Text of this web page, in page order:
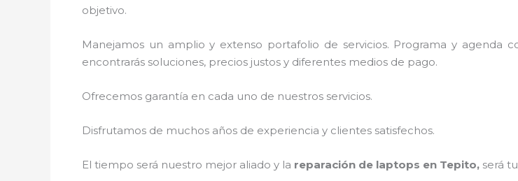
objetivo.
Manejamos un amplio y extenso portafolio de servicios. Programa y agenda
encontrarás soluciones, precios justos y diferentes medios de pago.
Ofrecemos garantía en cada uno de nuestros servicios.
Disfrutamos de muchos años de experiencia y clientes satisfechos.
El tiempo será nuestro mejor aliado y la reparación de laptops en Tepito, será